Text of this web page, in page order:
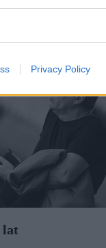
Privacy Policy
lat